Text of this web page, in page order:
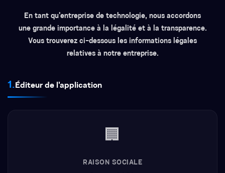
En tant qu'entreprise de technologie, nous accordons
une grande importance à la légalité et à la transparence.
Vous trouverez ci-dessous les informations légales
relatives à notre entreprise.
1. Éditeur de l'application
🏢
RAISON SOCIALE